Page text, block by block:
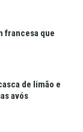
francesa que
de limão e
avós